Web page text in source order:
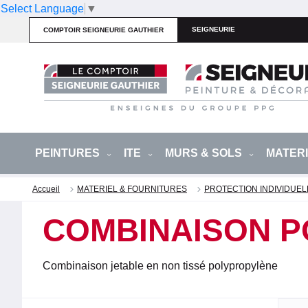
Select Language ▼
COMPTOIR SEIGNEURIE GAUTHIER SEIGNEURIE
PEINTURES ITE MURS & SOLS
Accueil MATERIEL & FOURNITURES PROTECTION
COMBINAISON
Combinaison jetable en non tissé polypropylène